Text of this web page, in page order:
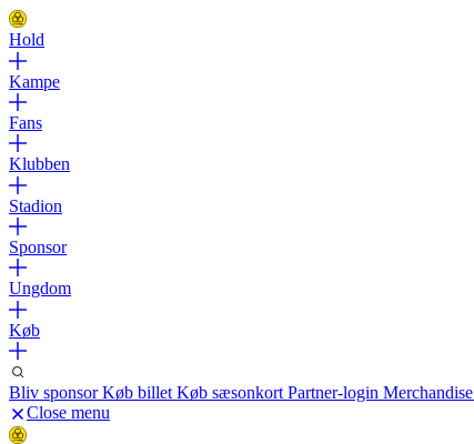
Hold
Kampe
Fans
Klubben
Stadion
Sponsor
Ungdom
Køb
Bliv sponsorKøb billet Køb sæsonkort Partner-login Merchandise
Close menu